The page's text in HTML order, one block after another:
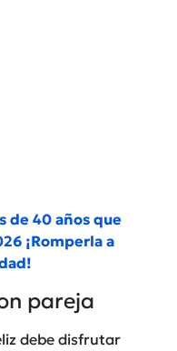
de 40 años que
¡Romperla a
pareja
debe disfrutar